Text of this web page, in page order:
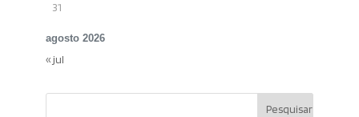
agosto 2026
31
« jul